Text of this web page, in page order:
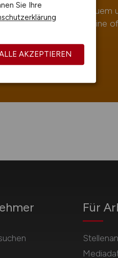
die Jobangebote bequem
so entgehen Ihnen keine
Für
Sie Ihre
AKZEPTIEREN